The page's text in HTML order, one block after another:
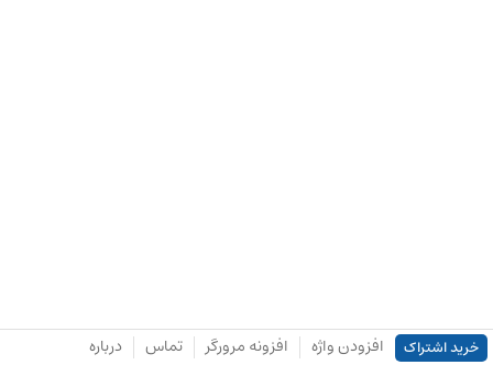
خرید اشتراک افزودن واژه افزونه مرورگر تماس درباره